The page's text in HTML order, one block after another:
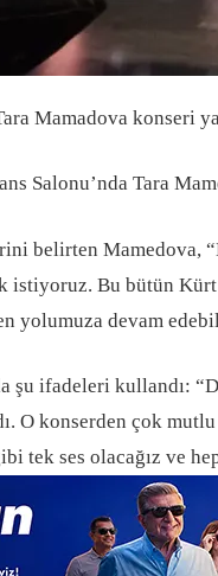
Mamadova konseri
Tara
belirten Mamedova,
istiyoruz. Bu bütün
yolumuza devam
şu ifadeleri
O konserden çok
tek ses olacağız ve